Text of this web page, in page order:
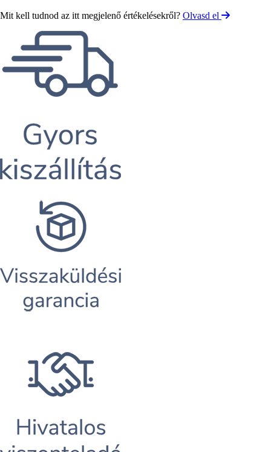
Mit kell tudnod az itt megjelenő értékelésekről? Olvasd el